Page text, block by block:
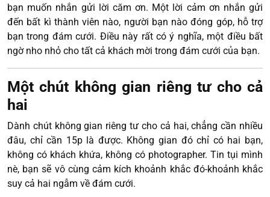
bạn muốn nhắn gửi lời căm ơn. Một lời cảm ơn nhắn gửi
đến bất kì thành viên nào, người bạn nào đóng góp, hỗ trợ
bạn trong đám cưới. Điều này rất có ý nghĩa, một điều bất
ngờ nho nhỏ cho tất cả khách mời trong đám cưới của bạn.
Một chút không gian riêng tư cho cả
hai
Dành chút không gian riêng tư cho cả hai, chẳng cần nhiều
đâu, chỉ cần 15p là được. Không gian đó chỉ có hai bạn,
không có khách khứa, không có photographer. Tin tụi mình
nè, bạn sẽ vô cùng cảm kích khoảnh khắc đó-khoảnh khắc
suy cả hai ngẫm về đám cưới.